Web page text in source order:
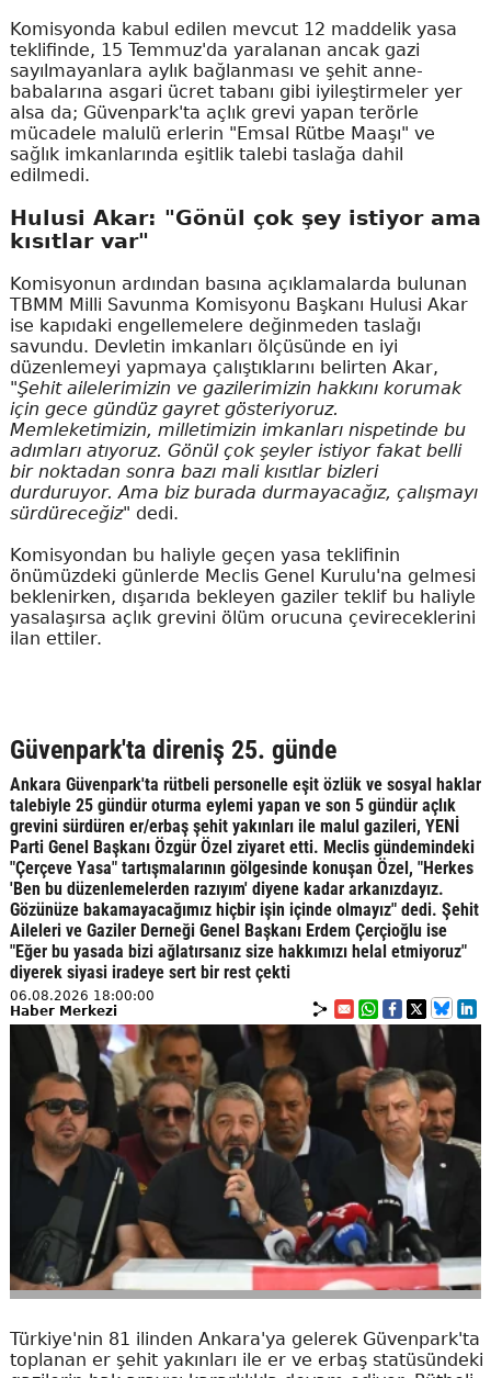
Komisyonda kabul edilen mevcut 12 maddelik yasa
teklifinde, 15 Temmuz'da yaralanan ancak gazi
sayılmayanlara aylık bağlanması ve şehit anne-
babalarına asgari ücret tabanı gibi iyileştirmeler yer
alsa da; Güvenpark'ta açlık grevi yapan terörle
mücadele malulü erlerin "Emsal Rütbe Maaşı" ve
sağlık imkanlarında eşitlik talebi taslağa dahil
edilmedi.
Hulusi Akar: "Gönül çok şey istiyor ama
kısıtlar var"
Komisyonun ardından basına açıklamalarda bulunan
TBMM Milli Savunma Komisyonu Başkanı Hulusi Akar
ise kapıdaki engellemelere değinmeden taslağı
savundu. Devletin imkanları ölçüsünde en iyi
düzenlemeyi yapmaya çalıştıklarını belirten Akar,
"Şehit ailelerimizin ve gazilerimizin hakkını korumak
için gece gündüz gayret gösteriyoruz.
Memleketimizin, milletimizin imkanları nispetinde bu
adımları atıyoruz. Gönül çok şeyler istiyor fakat belli
bir noktadan sonra bazı mali kısıtlar bizleri
durduruyor. Ama biz burada durmayacağız, çalışmayı
sürdüreceğiz" dedi.
Komisyondan bu haliyle geçen yasa teklifinin
önümüzdeki günlerde Meclis Genel Kurulu'na gelmesi
beklenirken, dışarıda bekleyen gaziler teklif bu haliyle
yasalaşırsa açlık grevini ölüm orucuna çevireceklerini
ilan ettiler.
Güvenpark'ta direniş 25. günde
Ankara Güvenpark'ta rütbeli personelle eşit özlük ve sosyal haklar
talebiyle 25 gündür oturma eylemi yapan ve son 5 gündür açlık
grevini sürdüren er/erbaş şehit yakınları ile malul gazileri, YENİ
Parti Genel Başkanı Özgür Özel ziyaret etti. Meclis gündemindeki
"Çerçeve Yasa" tartışmalarının gölgesinde konuşan Özel, "Herkes
'Ben bu düzenlemelerden razıyım' diyene kadar arkanızdayız.
Gözünüze bakamayacağımız hiçbir işin içinde olmayız" dedi. Şehit
Aileleri ve Gaziler Derneği Genel Başkanı Erdem Çerçioğlu ise
"Eğer bu yasada bizi ağlatırsanız size hakkımızı helal etmiyoruz"
diyerek siyasi iradeye sert bir rest çekti
06.08.2026 18:00:00
Haber Merkezi
Türkiye'nin 81 ilinden Ankara'ya gelerek Güvenpark'ta
toplanan er şehit yakınları ile er ve erbaş statüsündeki